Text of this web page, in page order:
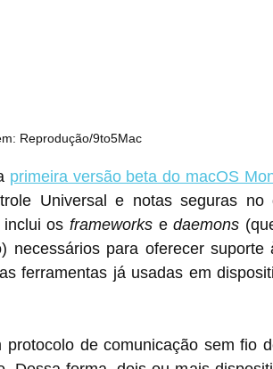
Reprodução/9to5Mac
primeira versão beta do macOS
Universal e notas seguras no
os frameworks e daemons
necessários para oferecer suporte
ferramentas já usadas em
protocolo de comunicação sem fio